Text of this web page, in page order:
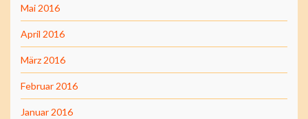
Mai 2016
April 2016
März 2016
Februar 2016
Januar 2016